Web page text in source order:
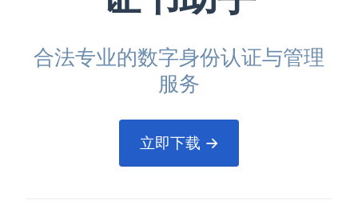
合法专业的数字身份认证与管理
服务
立即下载 →